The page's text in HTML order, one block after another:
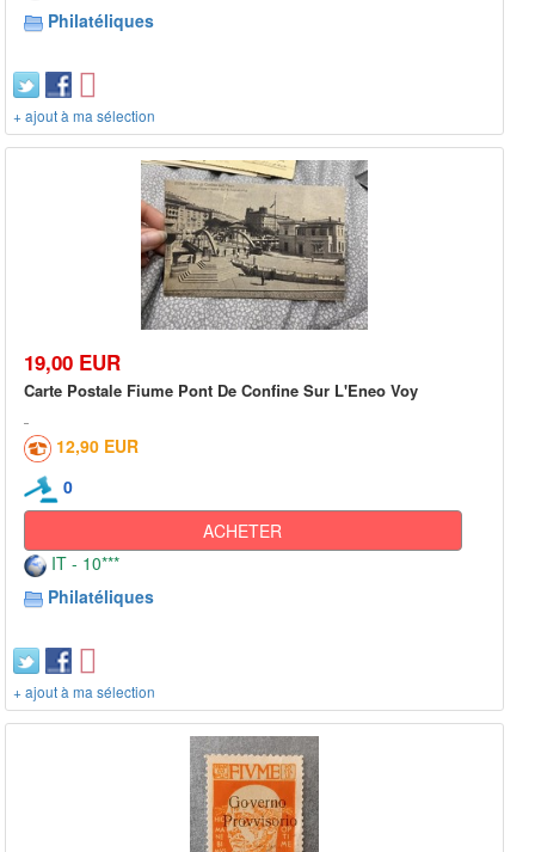
Philatéliques
+ ajout à ma sélection
19,00 EUR
Carte Postale Fiume Pont De Confine Sur L'Eneo Voy
12,90 EUR
0
ACHETER
IT - 10***
Philatéliques
+ ajout à ma sélection